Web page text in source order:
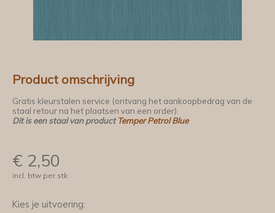
Product omschrijving
Gratis kleurstalen service (ontvang het aankoopbedrag van de
staal retour na het plaatsen van een order).
Dit is een staal van productTemper Petrol Blue
€ 2,50
incl. btw per stk
Kies je uitvoering: